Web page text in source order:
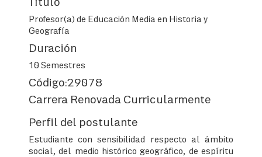
Profesor(a) de Educación Media en Historia y
Geografía
Duración
10 Semestres
Código:29078
Carrera Renovada Curricularmente
Perfil del postulante
Estudiante con sensibilidad respecto al ámbito
social, del medio histórico geográfico, de espíritu